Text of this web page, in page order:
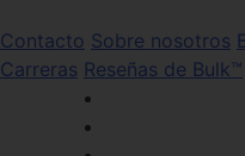
Contacto Sobre nosotros
Carreras Reseñas de Bulk™